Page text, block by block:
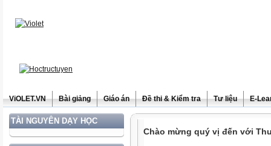
ViOLET.VN Bài giảng Giáo án Đề thi & Kiểm tra Tư liệu E-
TÀI NGUYÊN DẠY HỌC
Chào mừng quý vị đến với